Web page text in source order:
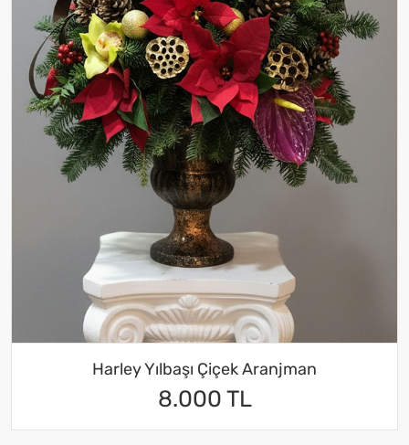
Harley Yılbaşı Çiçek Aranjman
8.000 TL